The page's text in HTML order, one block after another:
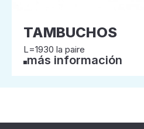
TAMBUCHOS
L=1930 la paire
más información